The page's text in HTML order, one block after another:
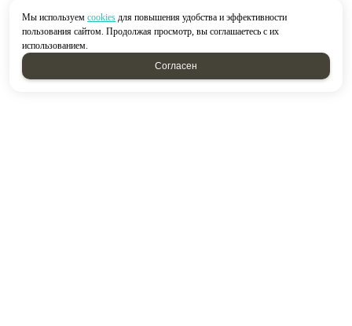
Мы используем cookies для повышения удобства и эффективности
пользования сайтом. Продолжая просмотр, вы соглашаетесь с их
использованием.
Согласен